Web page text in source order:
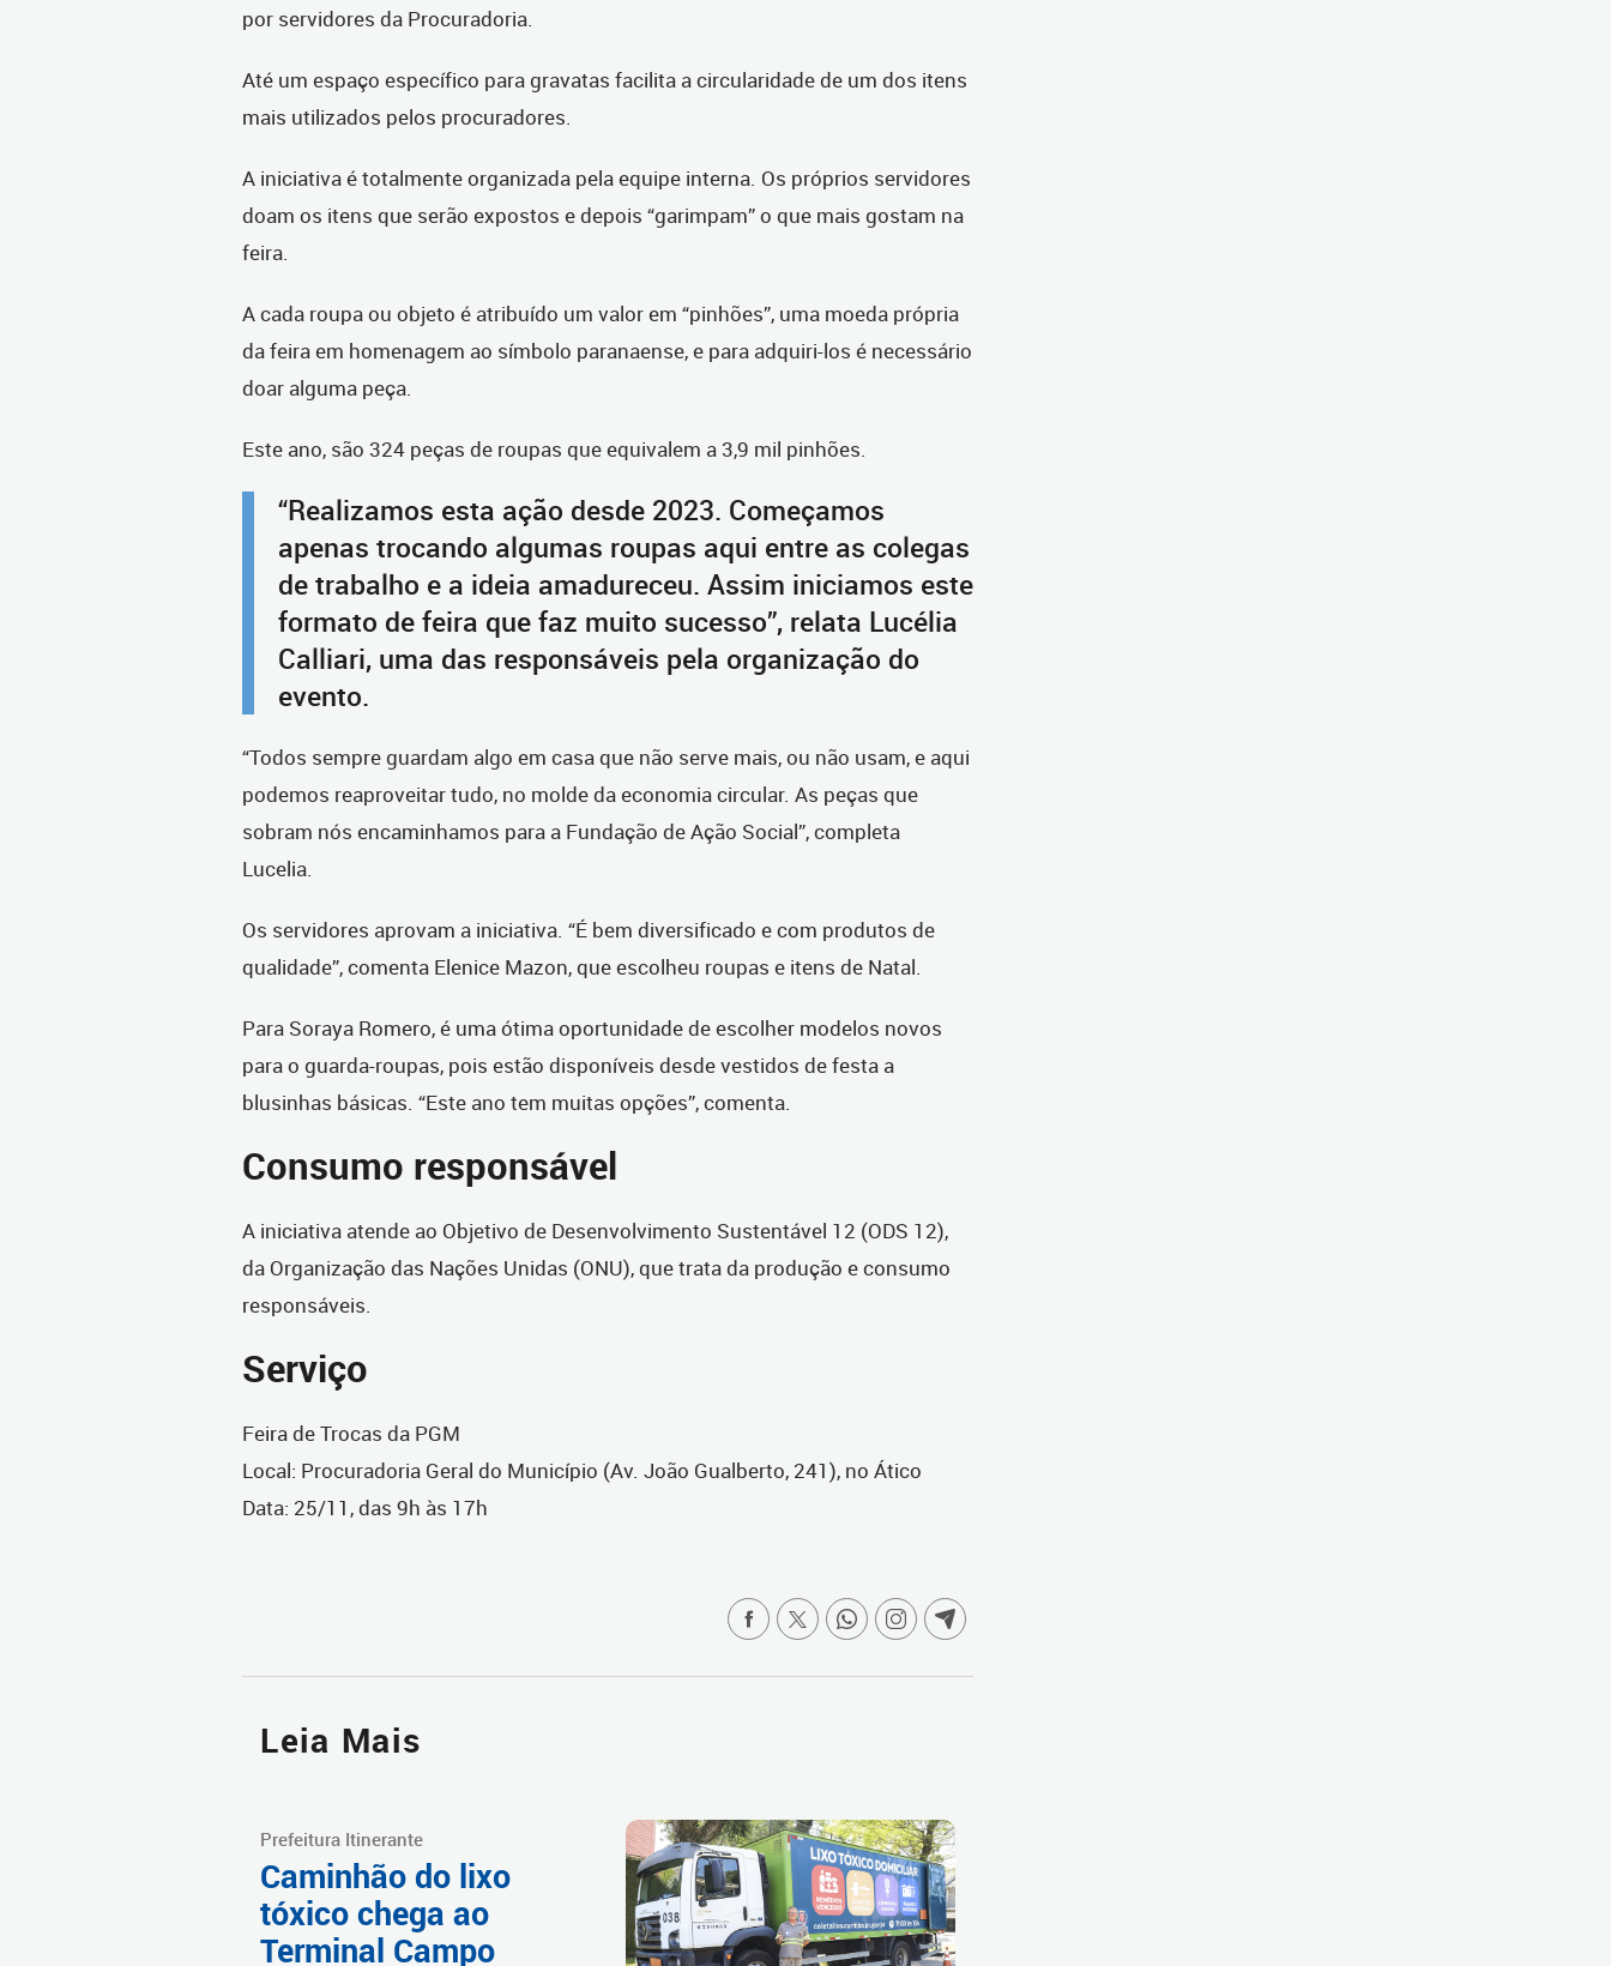
por servidores da Procuradoria.
Até um espaço específico para gravatas facilita a circularidade de um dos itens
mais utilizados pelos procuradores.
A iniciativa é totalmente organizada pela equipe interna. Os próprios servidores
doam os itens que serão expostos e depois “garimpam” o que mais gostam na
feira.
A cada roupa ou objeto é atribuído um valor em “pinhões”, uma moeda própria
da feira em homenagem ao símbolo paranaense, e para adquiri-los é necessário
doar alguma peça.
Este ano, são 324 peças de roupas que equivalem a 3,9 mil pinhões.
“Realizamos esta ação desde 2023. Começamos
apenas trocando algumas roupas aqui entre as colegas
de trabalho e a ideia amadureceu. Assim iniciamos este
formato de feira que faz muito sucesso”, relata Lucélia
Calliari, uma das responsáveis pela organização do
evento.
“Todos sempre guardam algo em casa que não serve mais, ou não usam, e aqui
podemos reaproveitar tudo, no molde da economia circular. As peças que
sobram nós encaminhamos para a Fundação de Ação Social”, completa
Lucelia.
Os servidores aprovam a iniciativa. “É bem diversificado e com produtos de
qualidade”, comenta Elenice Mazon, que escolheu roupas e itens de Natal.
Para Soraya Romero, é uma ótima oportunidade de escolher modelos novos
para o guarda-roupas, pois estão disponíveis desde vestidos de festa a
blusinhas básicas. “Este ano tem muitas opções”, comenta.
Consumo responsável
A iniciativa atende ao Objetivo de Desenvolvimento Sustentável 12 (ODS 12),
da Organização das Nações Unidas (ONU), que trata da produção e consumo
responsáveis.
Serviço
Feira de Trocas da PGM
Local: Procuradoria Geral do Município (Av. João Gualberto, 241), no Ático
Data: 25/11, das 9h às 17h
Leia Mais
Prefeitura Itinerante
Caminhão do lixo
tóxico chega ao
Terminal Campo